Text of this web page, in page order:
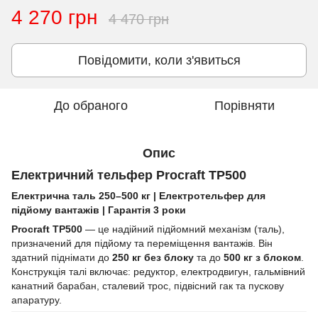
4 270 грн 4 470 грн
Повідомити, коли з'явиться
До обраного Порівняти
Опис
Електричний тельфер Procraft TP500
Електрична таль 250–500 кг | Електротельфер для
підйому вантажів | Гарантія 3 роки
Procraft TP500 — це надійний підйомний механізм (таль),
призначений для підйому та переміщення вантажів. Він
здатний піднімати до 250 кг без блоку та до 500 кг з блоком
Конструкція талі включає: редуктор, електродвигун, гальмівний
канатний барабан, сталевий трос, підвісний гак та пускову
апаратуру.